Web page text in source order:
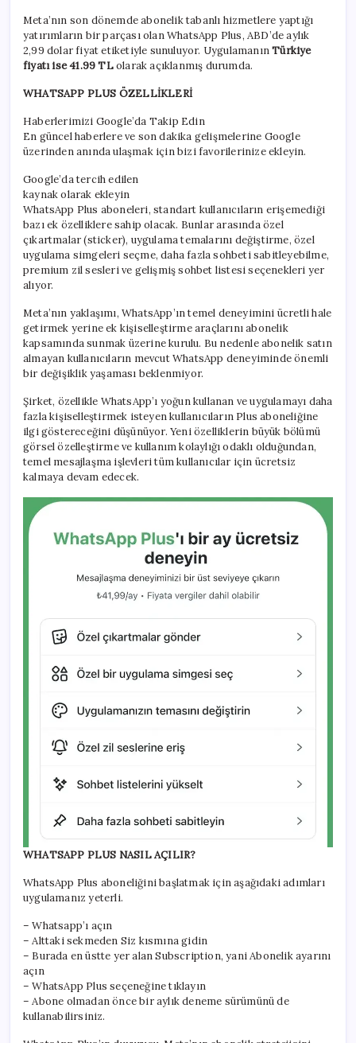
Meta’nın son dönemde abonelik tabanlı hizmetlere yaptığı
yatırımların bir parçası olan WhatsApp Plus, ABD’de aylık
2,99 dolar fiyat etiketiyle sunuluyor. UygulamanınTürkiye
fiyatı ise 41.99 TLolarak açıklanmış durumda.
WHATSAPP PLUS ÖZELLİKLERİ
Haberlerimizi Google’da Takip Edin
En güncel haberlere ve son dakika gelişmelerine Google
üzerinden anında ulaşmak için bizi favorilerinize ekleyin.
Google’da tercih edilen
kaynak olarak ekleyin
WhatsApp Plus aboneleri, standart kullanıcıların erişemediği
bazı ek özelliklere sahip olacak. Bunlar arasında özel
çıkartmalar (sticker), uygulama temalarını değiştirme, özel
uygulama simgeleri seçme, daha fazla sohbeti sabitleyebilme,
premium zil sesleri ve gelişmiş sohbet listesi seçenekleri yer
alıyor.
Meta’nın yaklaşımı, WhatsApp’ın temel deneyimini ücretli hale
getirmek yerine ek kişiselleştirme araçlarını abonelik
kapsamında sunmak üzerine kurulu. Bu nedenle abonelik satın
almayan kullanıcıların mevcut WhatsApp deneyiminde önemli
bir değişiklik yaşaması beklenmiyor.
Şirket, özellikle WhatsApp’ı yoğun kullanan ve uygulamayı daha
fazla kişiselleştirmek isteyen kullanıcıların Plus aboneliğine
ilgi göstereceğini düşünüyor. Yeni özelliklerin büyük bölümü
görsel özelleştirme ve kullanım kolaylığı odaklı olduğundan,
temel mesajlaşma işlevleri tüm kullanıcılar için ücretsiz
kalmaya devam edecek.
WHATSAPP PLUS NASIL AÇILIR?
WhatsApp Plus aboneliğini başlatmak için aşağıdaki adımları
uygulamanız yeterli.
– Whatsapp’ı açın
– Alttaki sekmeden Siz kısmına gidin
– Burada en üstte yer alan Subscription, yani Abonelik ayarını
açın
– WhatsApp Plus seçeneğine tıklayın
– Abone olmadan önce bir aylık deneme sürümünü de
kullanabilirsiniz.